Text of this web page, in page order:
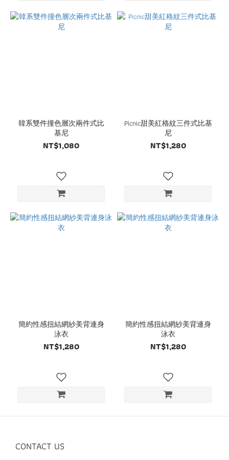
韓系雙件撞色層次兩件式比
基尼
NT$1,080
Picnic甜美紅格紋三件式比基
尼
NT$1,280
簡約性感扭結網紗美背連身
泳衣
NT$1,280
簡約性感扭結網紗美背連身
泳衣
NT$1,280
CONTACT US